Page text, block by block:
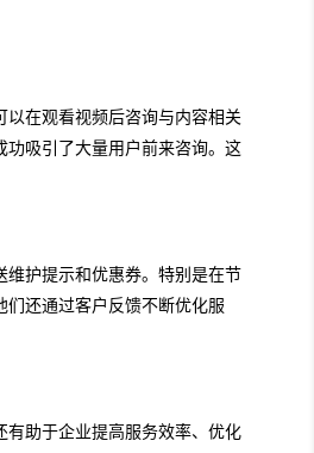
在观看视频后咨询与内容相关
吸引了大量用户前来咨询。这
护提示和优惠券。特别是在节
还通过客户反馈不断优化服
助于企业提高服务效率、优化